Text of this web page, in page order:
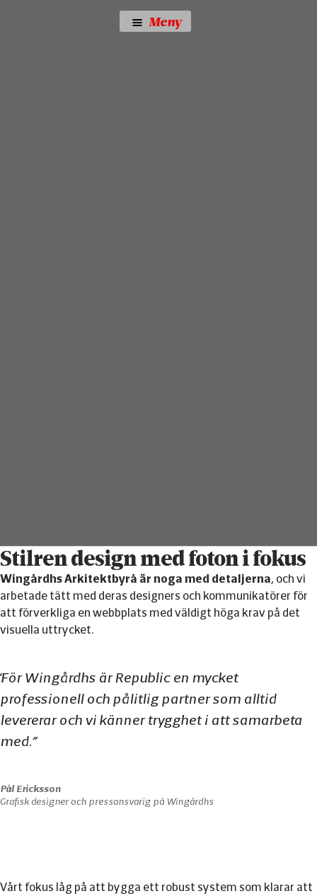
Home | Republic
Meny
Stilren design med foton i fokus
Wingårdhs Arkitektbyrå är noga med detaljerna, och vi
arbetade tätt med deras designers och kommunikatörer för
att förverkliga en webbplats med väldigt höga krav på det
visuella uttrycket.
För Wingårdhs är Republic en mycket
professionell och pålitlig partner som alltid
levererar och vi känner trygghet i att samarbeta
med.
Pål Ericksson
Grafisk designer och pressansvarig på Wingårdhs
Vårt fokus låg på att bygga ett robust system som klarar att
Meny